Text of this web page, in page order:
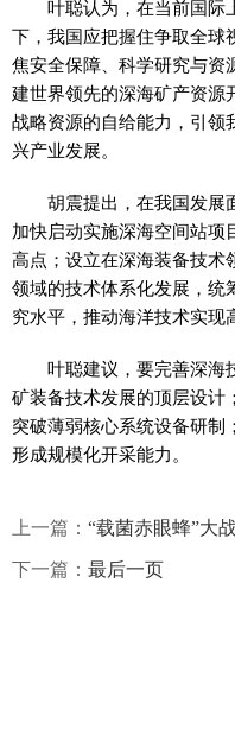
叶聪认为，在当前国际
下，我国应把握住争取全球
焦安全保障、科学研究与资
建世界领先的深海矿产资源
战略资源的自给能力，引领
兴产业发展。
胡震提出，在我国发展
加快启动实施深海空间站项
高点；设立在深海装备技术
领域的技术体系化发展，统
究水平，推动海洋技术实现
叶聪建议，要完善深海
矿装备技术发展的顶层设计
突破薄弱核心系统设备研制
形成规模化开采能力。
上一篇： “载菌赤眼蜂”大
下一篇： 最后一页